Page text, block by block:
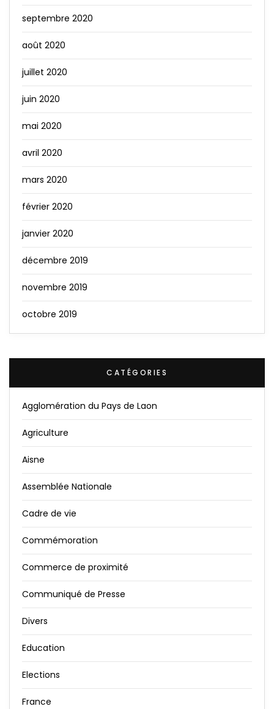
septembre 2020
août 2020
juillet 2020
juin 2020
mai 2020
avril 2020
mars 2020
février 2020
janvier 2020
décembre 2019
novembre 2019
octobre 2019
CATÉGORIES
Agglomération du Pays de Laon
Agriculture
Aisne
Assemblée Nationale
Cadre de vie
Commémoration
Commerce de proximité
Communiqué de Presse
Divers
Education
Elections
France